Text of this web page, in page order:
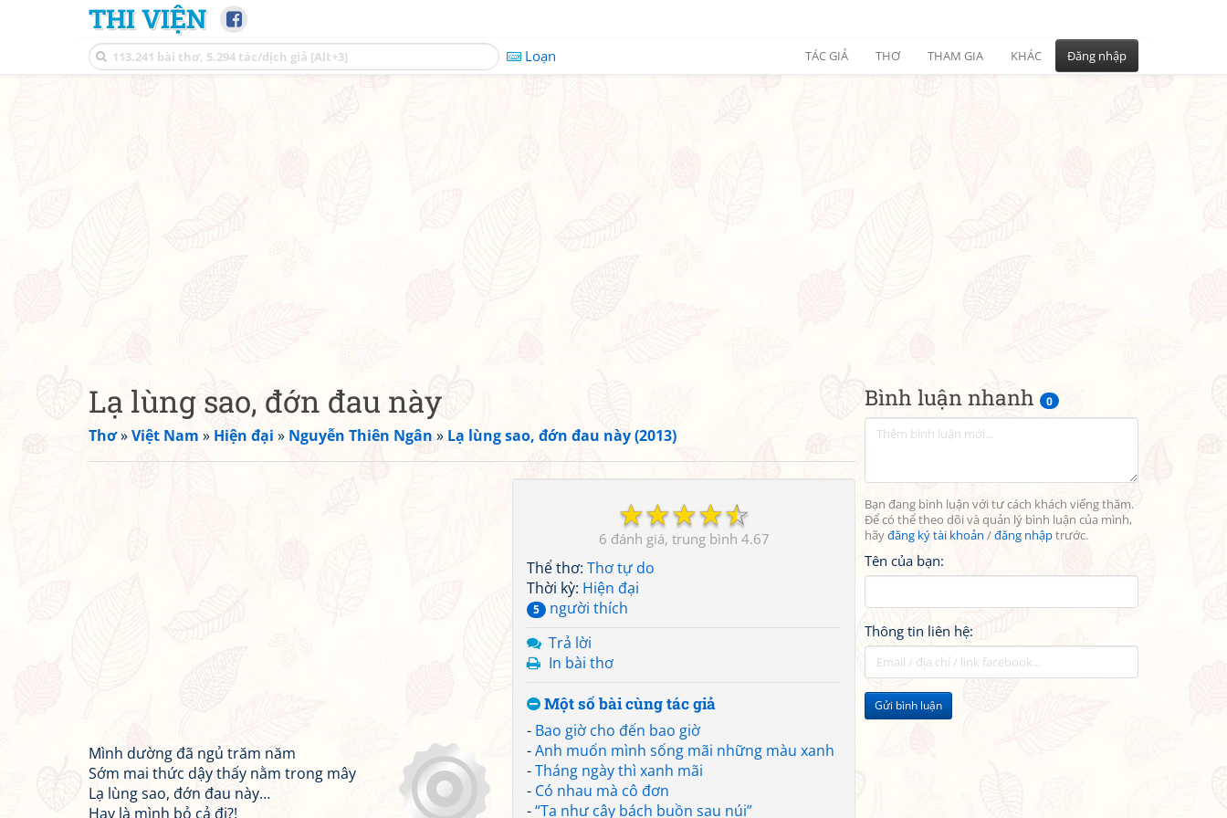
THI VIỆN
Loạn TÁC GIẢ THƠ THAM GIA KHÁC Đăng nhập
Bình luận nhanh 0
Bạn đang bình luận với tư cách khách viếng thăm.
Để có thể theo dõi và quản lý bình luận của mình,
hãyđăng ký tài khoản /đăng nhậptrước.
Tên của bạn:
Thông tin liên hệ:
Gửi bình luận
Lạ lùng sao, đớn đau này
Thơ»Việt Nam » Hiện đại » Nguyễn Thiên Ngân » Lạ lùng sao, đớn đau này (2013)
☆
☆
☆
☆
☆
6 4.67
Thể thơ: Thơ tự do
Thời kỳ: Hiện đại
5
người thích
Trả lời
In bài thơ
Một số bài cùng tác giả
- Bao giờ cho đến bao giờ
-Anh muốn mình sống mãi những màu xanh
-Tháng ngày thì xanh mãi
- Có nhau mà cô đơn
-“Ta như cây bách buồn sau núi”
Mình dường đã ngủ trăm năm
Sớm mai thức dậy thấy nằm trong mây
Lạ lùng sao, đớn đau này…
Hay là mình bỏ cả đi?!